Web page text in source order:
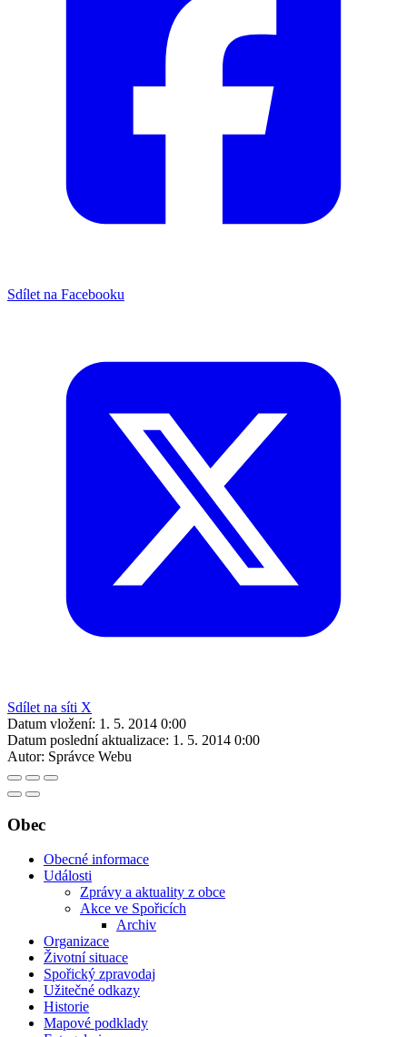
Sdílet na Facebooku
Sdílet na síti X
Datum vložení: 1. 5. 2014 0:00
Datum poslední aktualizace: 1. 5. 2014 0:00
Autor: Správce Webu
Obec
Obecné informace
Události
Zprávy a aktuality z obce
Akce ve Spořicích
Archiv
Organizace
Životní situace
Spořický zpravodaj
Užitečné odkazy
Historie
Mapové podklady